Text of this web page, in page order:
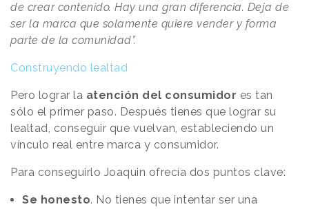
de crear contenido. Hay una gran diferencia. Deja de
ser la marca que solamente quiere vender y forma
parte de la comunidad”.
Construyendo lealtad
Pero lograr la atención del consumidor es tan
sólo el primer paso. Después tienes que lograr su
lealtad, conseguir que vuelvan, estableciendo un
vínculo real entre marca y consumidor.
Para conseguirlo Joaquin ofrecía dos puntos clave:
Se honesto. No tienes que intentar ser una